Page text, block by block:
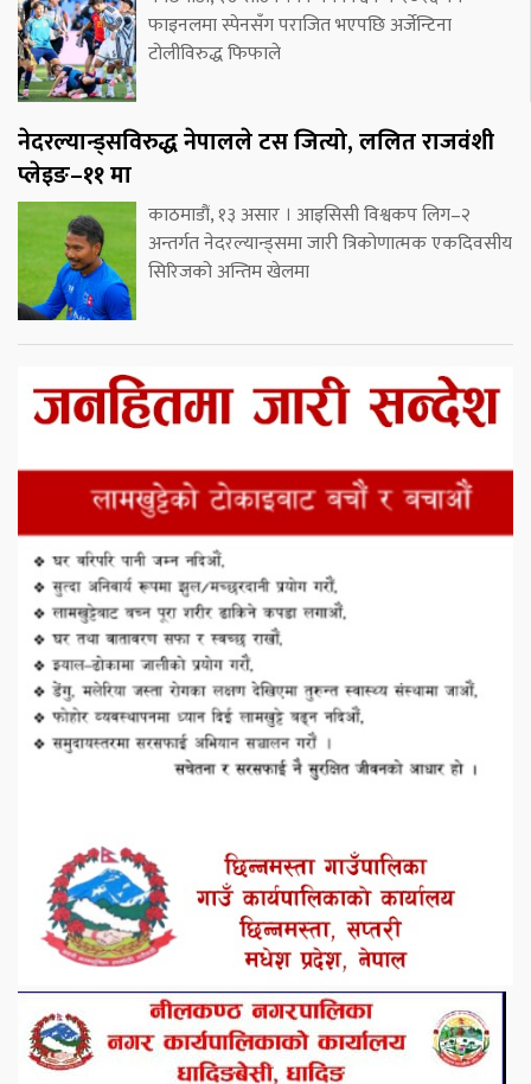
फाइनलमा स्पेनसँग पराजित भएपछि अर्जेन्टिना
टोलीविरुद्ध फिफाले
नेदरल्यान्ड्सविरुद्ध नेपालले टस जित्यो, ललित राजवंशी
प्लेइङ–११ मा
काठमाडौं, १३ असार । आइसिसी विश्वकप लिग–२
अन्तर्गत नेदरल्यान्ड्समा जारी त्रिकोणात्मक एकदिवसीय
सिरिजको अन्तिम खेलमा